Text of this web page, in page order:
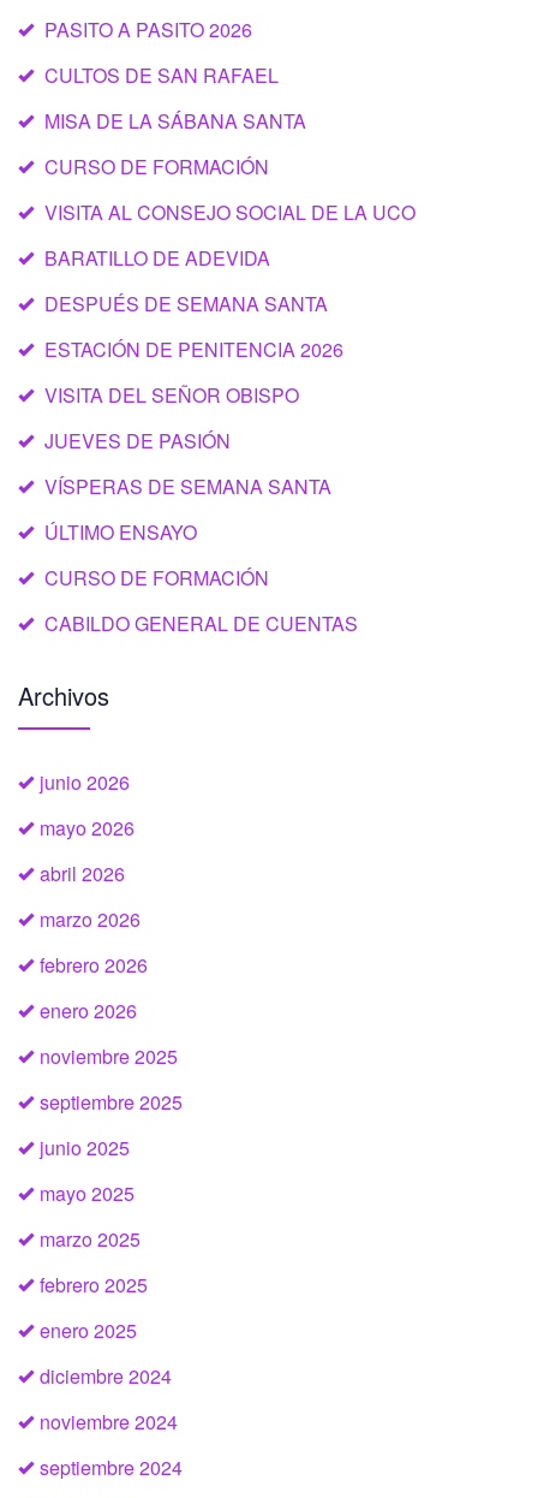
PASITO A PASITO 2026
CULTOS DE SAN RAFAEL
MISA DE LA SÁBANA SANTA
CURSO DE FORMACIÓN
VISITA AL CONSEJO SOCIAL DE LA UCO
BARATILLO DE ADEVIDA
DESPUÉS DE SEMANA SANTA
ESTACIÓN DE PENITENCIA 2026
VISITA DEL SEÑOR OBISPO
JUEVES DE PASIÓN
VÍSPERAS DE SEMANA SANTA
ÚLTIMO ENSAYO
CURSO DE FORMACIÓN
CABILDO GENERAL DE CUENTAS
Archivos
junio 2026
mayo 2026
abril 2026
marzo 2026
febrero 2026
enero 2026
noviembre 2025
septiembre 2025
junio 2025
mayo 2025
marzo 2025
febrero 2025
enero 2025
diciembre 2024
noviembre 2024
septiembre 2024